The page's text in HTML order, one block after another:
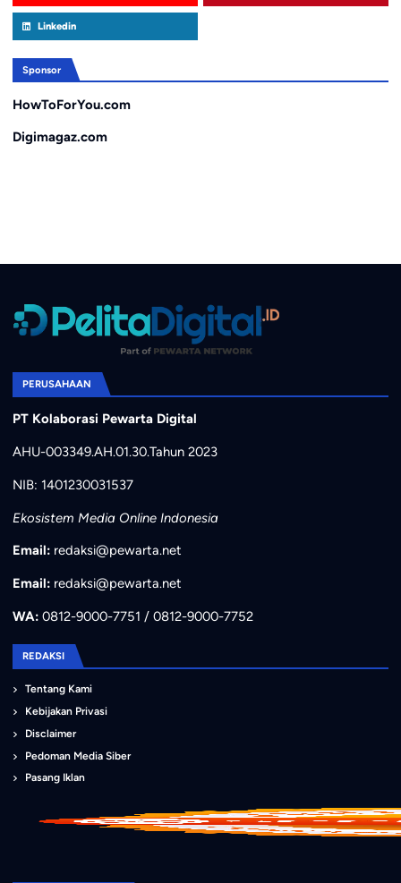
Linkedin
Sponsor
HowToForYou.com
Digimagaz.com
PERUSAHAAN
PT Kolaborasi Pewarta Digital
AHU-003349.AH.01.30.Tahun 2023
NIB: 1401230031537
Ekosistem Media Online Indonesia
Email: redaksi@pewarta.net
Email: redaksi@pewarta.net
WA:0812-9000-7751 / 0812-9000-7752
REDAKSI
Tentang Kami
Kebijakan Privasi
Disclaimer
Pedoman Media Siber
Pasang Iklan